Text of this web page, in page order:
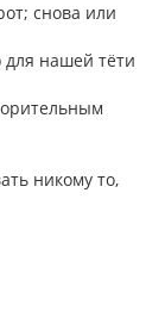
снова или
нашей тёти
никому то,